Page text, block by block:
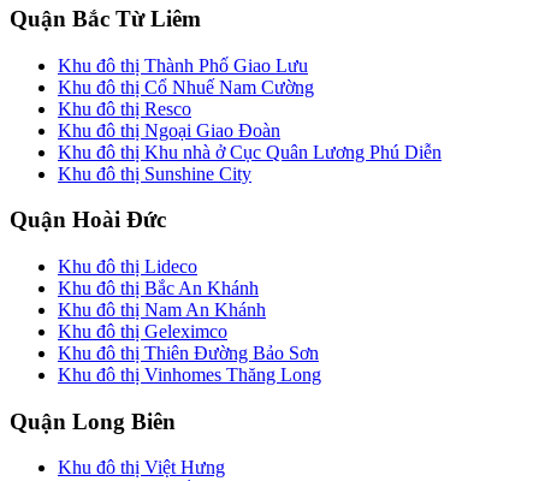
Quận Bắc Từ Liêm
Khu đô thị Thành Phố Giao Lưu
Khu đô thị Cổ Nhuế Nam Cường
Khu đô thị Resco
Khu đô thị Ngoại Giao Đoàn
Khu đô thị Khu nhà ở Cục Quân Lương Phú Diễn
Khu đô thị Sunshine City
Quận Hoài Đức
Khu đô thị Lideco
Khu đô thị Bắc An Khánh
Khu đô thị Nam An Khánh
Khu đô thị Geleximco
Khu đô thị Thiên Đường Bảo Sơn
Khu đô thị Vinhomes Thăng Long
Quận Long Biên
Khu đô thị Việt Hưng